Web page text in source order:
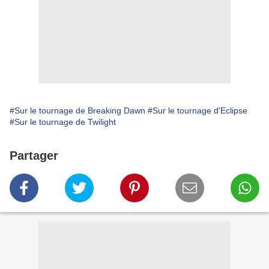
#Sur le tournage de Breaking Dawn #Sur le tournage d'Eclipse
#Sur le tournage de Twilight
Partager